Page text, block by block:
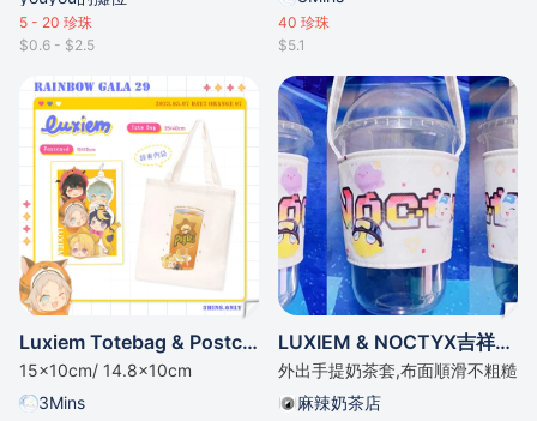
5 - 20 珍珠
$0.6 - $2.5
40 珍珠
$5.1
Luxiem Totebag & Postcard
15x10cm/ 14.8x10cm
3Mins
LUXIEM & NOCTYX吉祥物奶茶套
外出手提奶茶套,布面順滑不粗糙
麻辣奶茶店